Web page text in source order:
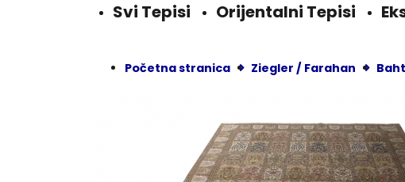
Svi Tepisi Orijentalni Tepisi
Početna stranica Ziegler / Farahan